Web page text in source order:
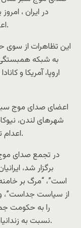
در ایران ،
اعتراض به اجرای حکم اعدام در ایران برگزار کرد.
به شبکه
اعضای صدای موج سبز
شهرهای لندن،
اعدام توسط حکومت جمهوری اسلامی نشان دادند.
در تجمع صدای
برگزار شد،
است”، “مرگ بر
از سیاست جداست”، و
را به حکومت
نسبت به زندانیان ، به خصوص زندانیان سیاسی نشان دادند.